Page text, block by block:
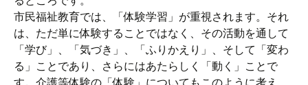
市民福祉教育では、「体験学習」が重視されます。それ
は、ただ単に体験することではなく、その活動を通して
「学び」、「気づき」、「ふりかえり」、そして「変わ
る」ことであり、さらにはあたらしく「動く」ことで